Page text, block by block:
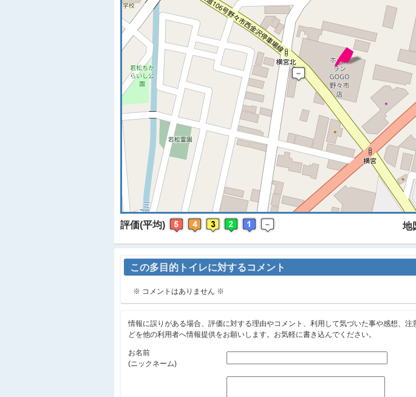
※ マップを検索、表示中です ※
評価(平均) 地
この多目的トイレに対するコメント
※ コメントはありません ※
情報に誤りがある場合、評価に対する理由やコメント、利用して気づいた事や感想、注
どを他の利用者へ情報提供をお願いします。お気軽に書き込んでください。
お名前
(ニックネーム)